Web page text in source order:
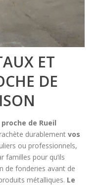
ET
DE
proche de Rueil
durablement vos
ou professionnels,
familles pour qu’ils
de fonderies avant de
métalliques. Le